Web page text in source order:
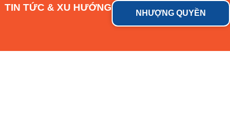
TIN TỨC & XU HƯỚNG
NHƯỢNG QUYỀN